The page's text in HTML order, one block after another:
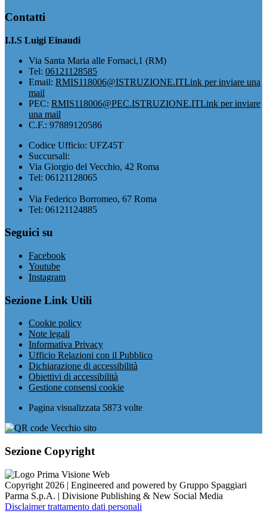
Contatti
I.I.S Luigi Einaudi
Via Santa Maria alle Fornaci,1 (RM)
Tel: 06121128585
Email: RMIS118006@ISTRUZIONE.ITLink per inviare una
mail
PEC: RMIS118006@PEC.ISTRUZIONE.ITLink per inviare
una mail
C.F.: 97889120586
Codice Ufficio: UFZ45T
Succursali:
Via Giorgio del Vecchio, 42 Roma
Tel: 06121128065
Via Federico Borromeo, 67 Roma
Tel: 06121124885
Seguici su
Facebook
Youtube
Instagram
Sezione Link Utili
Cookie policy
Note legali
Informativa Privacy
Ufficio Relazioni con il Pubblico
Dichiarazione di accessibilità
Obiettivi di accessibilità
Gestione consensi cookie
Pagina visualizzata 5873 volte
Sezione Copyright
Copyright 2026 | Engineered and powered by Gruppo Spaggiari
Parma S.p.A. | Divisione Publishing & New Social Media
Disclaimer trattamento dati personali